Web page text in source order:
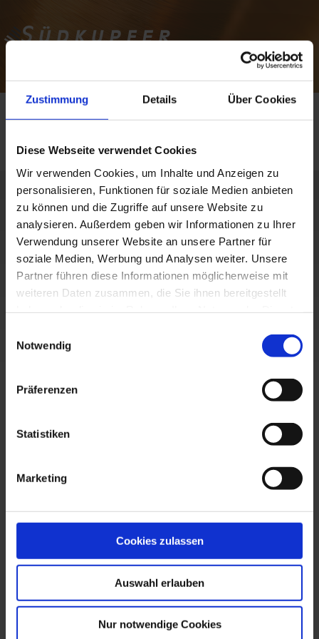
Zustimmung Details Über Cookies
Diese Webseite verwendet Cookies
Wir verwenden Cookies, um Inhalte und Anzeigen zu
personalisieren, Funktionen für soziale Medien anbieten
zu können und die Zugriffe auf unsere Website zu
analysieren. Außerdem geben wir Informationen zu Ihrer
Verwendung unserer Website an unsere Partner für
soziale Medien, Werbung und Analysen weiter. Unsere
Partner führen diese Informationen möglicherweise mit
weiteren Daten zusammen, die Sie ihnen bereitgestellt
Notwendig
Präferenzen
Statistiken
Marketing
Cookies zulassen
Auswahl erlauben
Nur notwendige Cookies
SERVICEANGEBOTE